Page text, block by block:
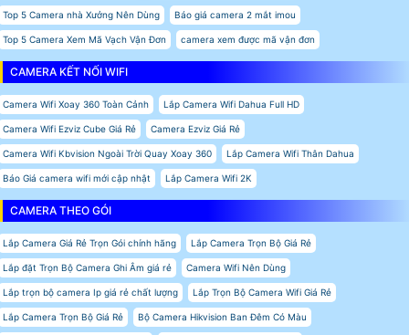
Top 5 Camera nhà Xưởng Nên Dùng Báo giá camera 2 mắt imou
Top 5 Camera Xem Mã Vạch Vận Đơn camera xem được mã vận đơn
CAMERA KẾT NỐI WIFI
Camera Wifi Xoay 360 Toàn Cảnh Lắp Camera Wifi Dahua Full HD
Camera Wifi Ezviz Cube Giá Rẻ Camera Ezviz Giá Rẻ
Camera Wifi Kbvision Ngoài Trời Quay Xoay 360 Lắp Camera Wifi Thân Dahua
Báo Giá camera wifi mới cập nhật Lắp Camera Wifi 2K
CAMERA THEO GÓI
Lắp Camera Giá Rẻ Trọn Gói chính hãng Lắp Camera Trọn Bộ Giá Rẻ
Lắp đặt Trọn Bộ Camera Ghi Âm giá rẻ Camera Wifi Nên Dùng
Lắp trọn bộ camera Ip giá rẻ chất lượng Lắp Trọn Bộ Camera Wifi Giá Rẻ
Lắp Camera Trọn Bộ Giá Rẻ Bộ Camera Hikvision Ban Đêm Có Màu